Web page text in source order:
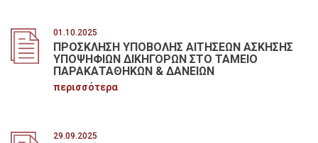
πλέον συμφέρουσα από οικονομική άποψη
προσφορά βάσει της τιμής,
προϋπολογιζόμενης δαπάνης 150.000,00€
χωρίς Φ.Π.Α. χρονικής διάρκειας δύο (2)
ετών
01.10.2025
ΠΡΟΣΚΛΗΣΗ ΥΠΟΒΟΛΗΣ ΑΙΤΗΣΕΩΝ ΑΣΚΗΣΗΣ
ΥΠΟΨΗΦΙΩΝ ΔΙΚΗΓΟΡΩΝ ΣΤΟ ΤΑΜΕΙΟ
ΠΑΡΑΚΑΤΑΘΗΚΩΝ & ΔΑΝΕΙΩΝ
περισσότερα
29.09.2025